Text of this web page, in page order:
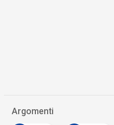
Argomenti